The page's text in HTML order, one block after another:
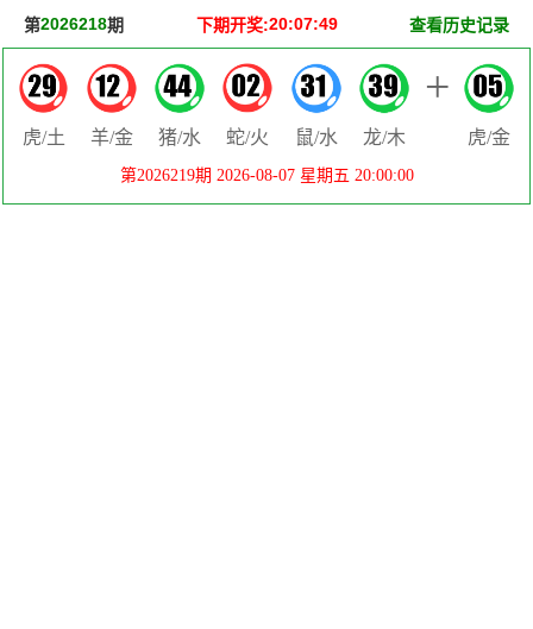
第2026218期 下期开奖:20:07:49 查看历史记录
虎/土 羊/金 猪/水 蛇/火 鼠/水 龙/木
+
虎/金
第2026219期 2026-08-07 星期五 20:00:00